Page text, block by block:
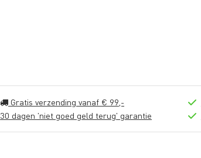
Gratis verzending vanaf € 99,-
30 dagen 'niet goed geld terug' garantie